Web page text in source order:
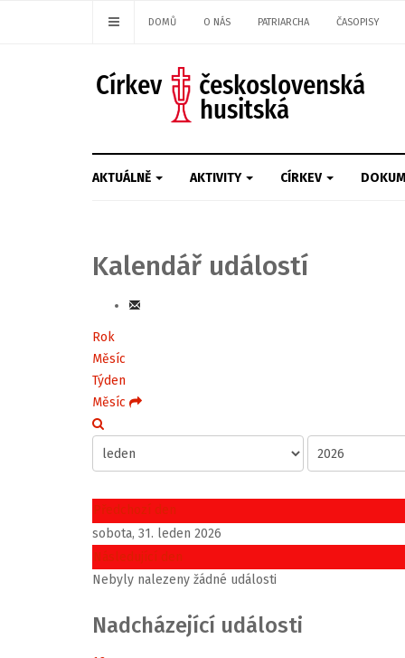
DOMŮ O NÁS PATRIARCHA ČASOPISY
AKTUÁLNĚ AKTIVITY CÍRKEV
Kalendář událostí
Rok
Měsíc
Týden
Měsíc
Předchozí den
sobota, 31. leden 2026
Následující den
Nebyly nalezeny žádné události
Nadcházející události